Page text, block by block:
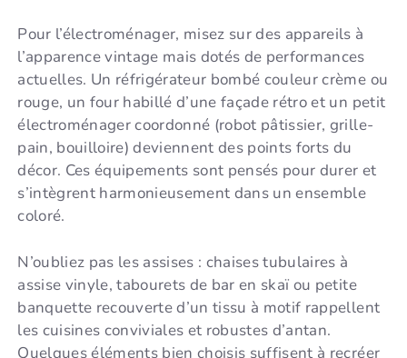
Pour l’électroménager, misez sur des appareils à
l’apparence vintage mais dotés de performances
actuelles. Un réfrigérateur bombé couleur crème ou
rouge, un four habillé d’une façade rétro et un petit
électroménager coordonné (robot pâtissier, grille-
pain, bouilloire) deviennent des points forts du
décor. Ces équipements sont pensés pour durer et
s’intègrent harmonieusement dans un ensemble
coloré.
N’oubliez pas les assises : chaises tubulaires à
assise vinyle, tabourets de bar en skaï ou petite
banquette recouverte d’un tissu à motif rappellent
les cuisines conviviales et robustes d’antan.
Quelques éléments bien choisis suffisent à recréer